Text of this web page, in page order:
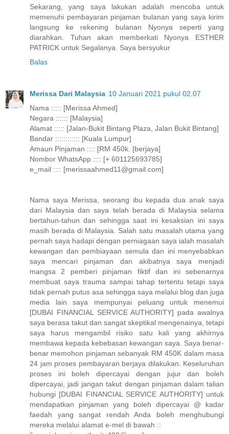
Sekarang, yang saya lakukan adalah mencoba untuk
memenuhi pembayaran pinjaman bulanan yang saya kirim
langsung ke rekening bulanan Nyonya seperti yang
diarahkan. Tuhan akan memberkati Nyonya ESTHER
PATRICK untuk Segalanya. Saya bersyukur
Balas
Merissa Dari Malaysia 10 Januari 2021 pukul 02.07
Nama ::::: [Merissa Ahmed]
Negara :::::: [Malaysia]
Alamat ::::: [Jalan-Bukit Bintang Plaza, Jalan Bukit Bintang]
Bandar :::::::::::: [Kuala Lumpur]
Amaun Pinjaman :::: [RM 450k. [berjaya]
Nombor WhatsApp :::: [+ 601125693785]
e_mail :::: [merissaahmed11@gmail.com]
Nama saya Merissa, seorang ibu kepada dua anak saya
dari Malaysia dan saya telah berada di Malaysia selama
bertahun-tahun dan sehingga saat ini kesaksian ini saya
masih berada di Malaysia. Salah satu masalah utama yang
pernah saya hadapi dengan perniagaan saya ialah masalah
kewangan dan pembiayaan semula dan ini menyebabkan
saya mencari pinjaman dan akibatnya saya menjadi
mangsa 2 pemberi pinjaman fiktif dan ini sebenarnya
membuat saya trauma sampai tahap tertentu tetapi saya
tidak pernah putus asa sehingga saya melalui blog dan juga
media lain saya mempunyai peluang untuk menemui
[DUBAI FINANCIAL SERVICE AUTHORITY] pada awalnya
saya berasa takut dan sangat skeptikal mengenainya, tetapi
saya harus mengambil risiko satu kali yang akhirnya
membawa kepada kebebasan kewangan saya. Saya benar-
benar memohon pinjaman sebanyak RM 450K dalam masa
24 jam proses pembayaran berjaya dilakukan. Keseluruhan
proses ini boleh dipercayai dengan jujur ​​dan boleh
dipercayai, jadi jangan takut dengan pinjaman dalam talian
hubungi [DUBAI FINANCIAL SERVICE AUTHORITY] untuk
mendapatkan pinjaman yang boleh dipercayai @ kadar
faedah yang sangat rendah Anda boleh menghubungi
mereka melalui alamat e-mel di bawah ::